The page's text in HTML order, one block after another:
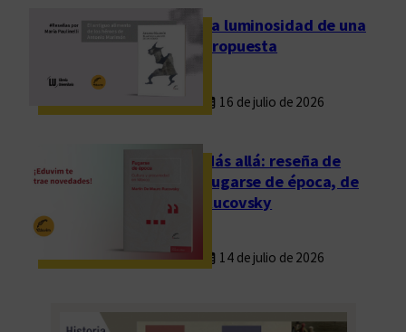
La luminosidad de una
propuesta
16 de julio de 2026
Más allá: reseña de
Fugarse de época, de
Rucovsky
14 de julio de 2026